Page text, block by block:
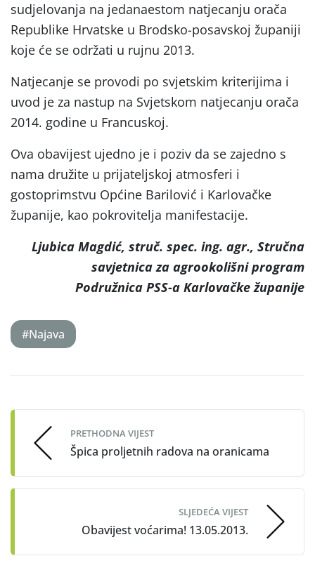
sudjelovanja na jedanaestom natjecanju orača
Republike Hrvatske u Brodsko-posavskoj županiji
koje će se održati u rujnu 2013.
Natjecanje se provodi po svjetskim kriterijima i
uvod je za nastup na Svjetskom natjecanju orača
2014. godine u Francuskoj.
Ova obavijest ujedno je i poziv da se zajedno s
nama družite u prijateljskoj atmosferi i
gostoprimstvu Općine Barilović i Karlovačke
županije, kao pokrovitelja manifestacije.
Ljubica Magdić, struč. spec. ing. agr., Stručna
savjetnica za agrookolišni program
Podružnica PSS-a Karlovačke županije
#Najava
navigation
PRETHODNA VIJEST
Špica proljetnih radova na oranicama
SLJEDEĆA VIJEST
Obavijest voćarima! 13.05.2013.